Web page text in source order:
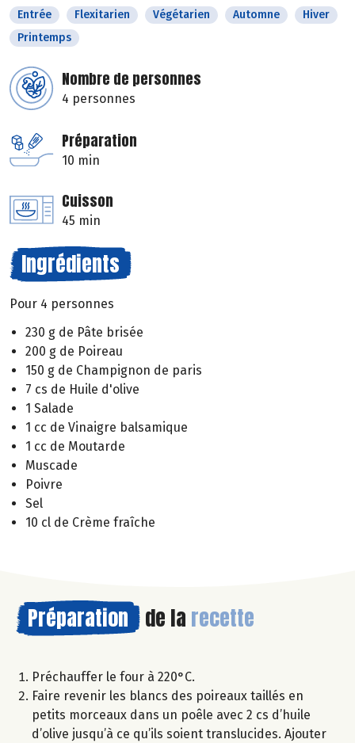
Entrée Flexitarien Végétarien Automne
Hiver
Printemps
Nombre de personnes
4 personnes
Préparation
10 min
Cuisson
45 min
Ingrédients
Pour 4 personnes
230 g de Pâte brisée
200 g de Poireau
150 g de Champignon de paris
7 cs de Huile d'olive
1 Salade
1 cc de Vinaigre balsamique
1 cc de Moutarde
Muscade
Poivre
Sel
10 cl de Crème fraîche
Préparation de la recette
Préchauffer le four à 220°C.
Faire revenir les blancs des poireaux taillés en
petits morceaux dans un poêle avec 2 cs d’huile
d’olive jusqu’à ce qu’ils soient translucides. Ajouter